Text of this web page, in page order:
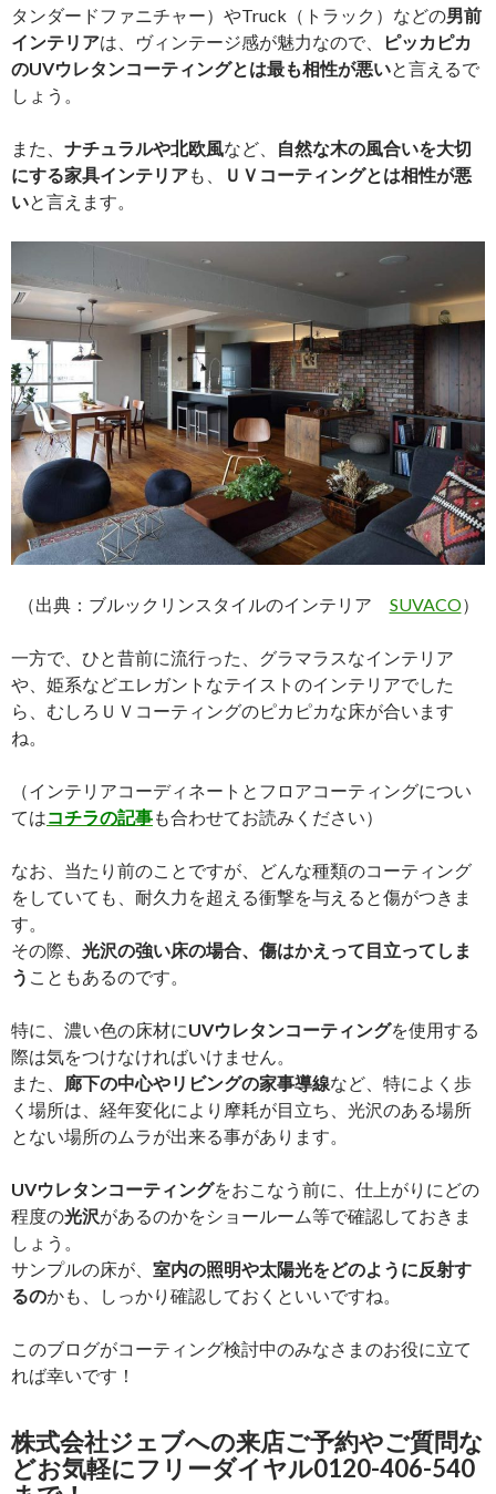
タンダードファニチャー）やTruck（トラック）などの男前
インテリアは、ヴィンテージ感が魅力なので、
ピッカピカ
のUVウレタンコーティングとは最も相性が悪いと言えるで
しょう。
また、 ナチュラルや北欧風など、
自然な木の風合いを大切
にする家具インテリアも、
ＵＶコーティングとは相性が悪
いと言えます。
（出典：ブルックリンスタイルのインテリア SUVACO）
一方で、ひと昔前に流行った、グラマラスなインテリア
や、姫系などエレガントなテイストのインテリアでした
ら、むしろＵＶコーティングのピカピカな床が合います
ね。
（インテリアコーディネートとフロアコーティングについ
てはコチラの記事も合わせてお読みください）
なお、当たり前のことですが、どんな種類のコーティング
をしていても、耐久力を超える衝撃を与えると傷がつきま
す。
その際、 光沢の強い床の場合、傷はかえって目立ってしま
う こともあるのです。
特に、濃い色の床材にUVウレタンコーティングを使用する
際は気をつけなければいけません。
また、 廊下の中心やリビングの家事導線など、特によく歩
く場所は、経年変化により摩耗が目立ち、光沢のある場所
とない場所のムラが出来る事があります。
UVウレタンコーティングをおこなう前に、仕上がりにどの
程度の光沢があるのかをショールーム等で確認しておきま
しょう。
サンプルの床が、 室内の照明や太陽光をどのように反射す
るのかも、しっかり確認しておくといいですね。
このブログがコーティング検討中のみなさまのお役に立て
れば幸いです！
株式会社ジェブへの来店ご予約やご質問な
どお気軽にフリーダイヤル0120-406-540